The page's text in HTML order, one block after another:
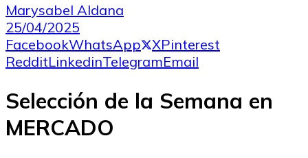
Marysabel Aldana
25/04/2025
FacebookWhatsApp XPinterest
RedditLinkedinTelegramEmail
Selección de la Semana en
MERCADO